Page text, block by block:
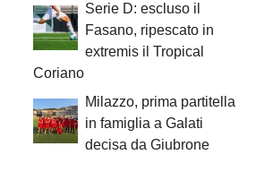
Serie D: escluso il
Fasano, ripescato in
extremis il Tropical
Coriano
Milazzo, prima partitella
in famiglia a Galati
decisa da Giubrone